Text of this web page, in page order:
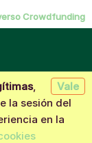
Crowdfunding
© 2026
Vale
,
la sesión del
en la